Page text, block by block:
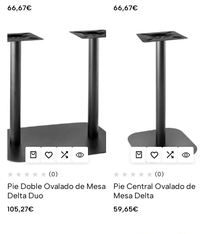
66,67€ 66,67€
(0)
Pie Doble Ovalado de Mesa
Delta Duo
105,27€
(0)
Pie Central Ovalado de
Mesa Delta
59,65€